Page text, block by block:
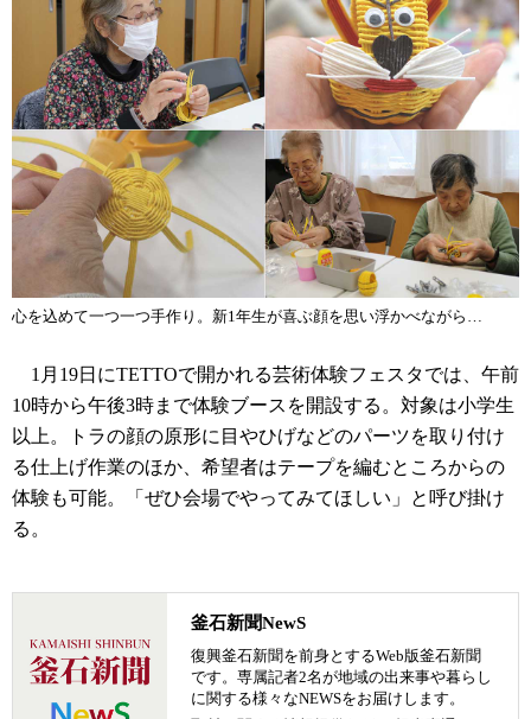
心を込めて一つ一つ手作り。新1年生が喜ぶ顔を思い浮かべながら…
1月19日にTETTOで開かれる芸術体験フェスタでは、午前
10時から午後3時まで体験ブースを開設する。対象は小学生
以上。トラの顔の原形に目やひげなどのパーツを取り付け
る仕上げ作業のほか、希望者はテープを編むところからの
体験も可能。「ぜひ会場でやってみてほしい」と呼び掛け
る。
釜石新聞NewS
復興釜石新聞を前身とするWeb版釜石新聞
です。専属記者2名が地域の出来事や暮らし
に関する様々なNEWSをお届けします。